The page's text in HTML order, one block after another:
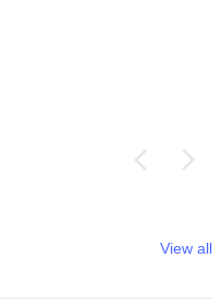
View all